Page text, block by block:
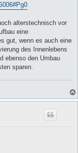
alterstechnisch vor
eine
gut, wenn es auch eine
des Innenlebens
ebenso den Umbau
sparen.